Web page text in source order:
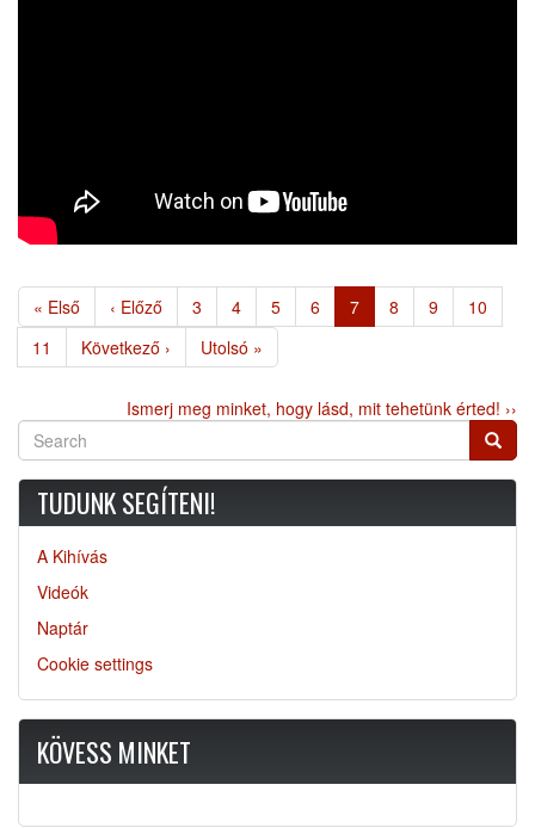
Oldalszámozás
Első
oldal
« Első
Előző
oldal
‹ Előző Page
3 Page
4 Page
5 Page
6
Jelenlegi
oldal
7 Page
8 Page
9 Page
10
Page
11
Következő
oldal
Következő ›
Utolsó
oldal
Utolsó »
Ismerj meg minket, hogy lásd, mit tehetünk érted! ››
Search
TUDUNK SEGÍTENI!
A Kihívás
Videók
Naptár
Cookie settings
KÖVESS MINKET